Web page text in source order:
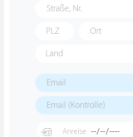
Land